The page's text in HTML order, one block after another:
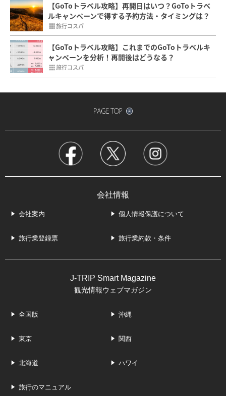
【GoToトラベル攻略】再開日はいつ？GoToトラベ
ルキャンペーンで得する予約方法・タイミングは？
旅行コスパ
【GoToトラベル攻略】これまでのGoToトラベルキ
ャンペーンを分析！再開後はどうなる？
旅行コスパ
会社情報
会社案内 個人情報保護について
旅行業登録票 旅行業約款・条件
J-TRIP Smart Magazine
観光情報ウェブマガジン
全国版 沖縄
東京 関西
北海道 ハワイ
旅行のマニュアル